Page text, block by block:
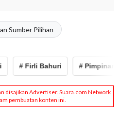
Sumber Pilihan
# Firli Bahuri # Pimpinan KPK